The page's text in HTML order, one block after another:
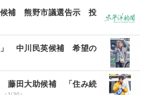
候補 熊野市議選告示 投
」 中川民英候補 希望の
藤田大助候補 「住み続